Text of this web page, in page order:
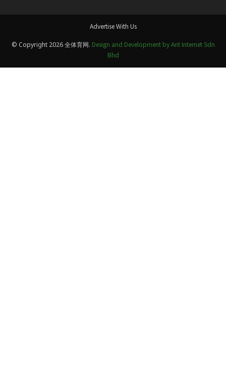
Advertise With Us
© Copyright 2026 全体育网. Design and Development by Ant Internet Sdn
Bhd